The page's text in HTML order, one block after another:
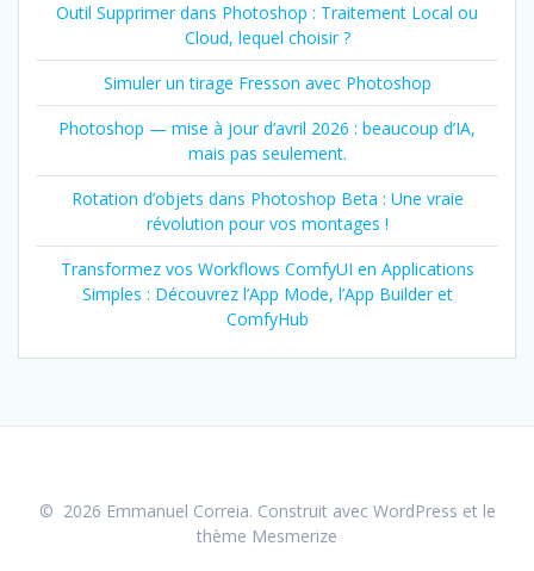
Outil Supprimer dans Photoshop : Traitement Local ou
Cloud, lequel choisir ?
Simuler un tirage Fresson avec Photoshop
Photoshop — mise à jour d’avril 2026 : beaucoup d’IA,
mais pas seulement.
Rotation d’objets dans Photoshop Beta : Une vraie
révolution pour vos montages !
Transformez vos Workflows ComfyUI en Applications
Simples : Découvrez l’App Mode, l’App Builder et
ComfyHub
© 2026 Emmanuel Correia. Construit avec WordPress et le
thème Mesmerize